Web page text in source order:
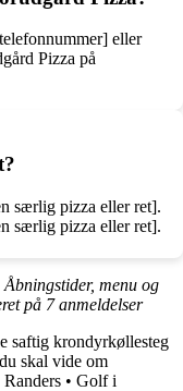
eller
Pizza på
særlig pizza eller ret].
særlig pizza eller ret].
menu og
på 7anmeldelser
saftig krondyrkøllesteg
skal vide om
• Golf i